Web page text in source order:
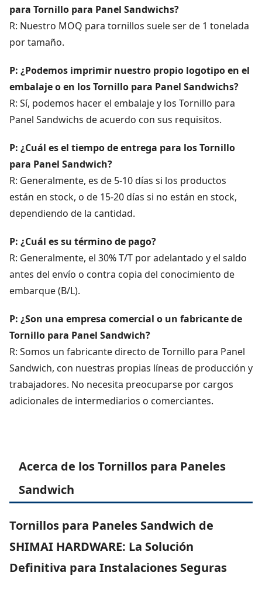
para Tornillo para Panel Sandwichs?
R: Nuestro MOQ para tornillos suele ser de 1 tonelada
por tamaño.
P: ¿Podemos imprimir nuestro propio logotipo en el
embalaje o en los Tornillo para Panel Sandwichs?
R: Sí, podemos hacer el embalaje y los Tornillo para
Panel Sandwichs de acuerdo con sus requisitos.
P: ¿Cuál es el tiempo de entrega para los Tornillo
para Panel Sandwich?
R: Generalmente, es de 5-10 días si los productos
están en stock, o de 15-20 días si no están en stock,
dependiendo de la cantidad.
P: ¿Cuál es su término de pago?
R: Generalmente, el 30% T/T por adelantado y el saldo
antes del envío o contra copia del conocimiento de
embarque (B/L).
P: ¿Son una empresa comercial o un fabricante de
Tornillo para Panel Sandwich?
R: Somos un fabricante directo de Tornillo para Panel
Sandwich, con nuestras propias líneas de producción y
trabajadores. No necesita preocuparse por cargos
adicionales de intermediarios o comerciantes.
Acerca de los Tornillos para Paneles
Sandwich
Tornillos para Paneles Sandwich de
SHIMAI HARDWARE: La Solución
Definitiva para Instalaciones Seguras